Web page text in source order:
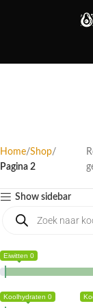
Home Shop
Pagina 2
Show sidebar
Eiwitten 0
Koolhydraten 0